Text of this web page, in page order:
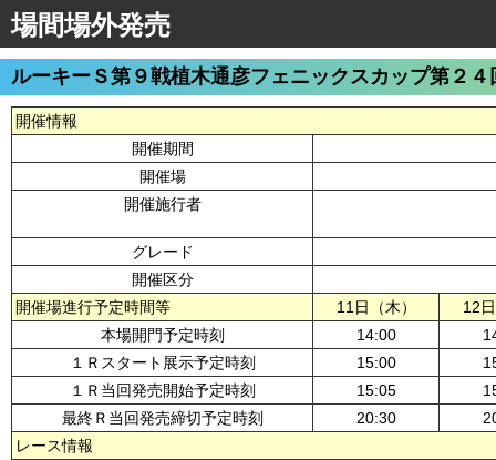
場間場外発売
ルーキーＳ第９戦植木通彦フェニックスカップ第２４
開催情報
開催期間
開催場
開催施行者
グレード
開催区分
開催場進行予定時間等
11日（木）
12
本場開門予定時刻
14:00
１Ｒスタート展示予定時刻
15:00
１Ｒ当回発売開始予定時刻
15:05
最終Ｒ当回発売締切予定時刻
20:30
レース情報